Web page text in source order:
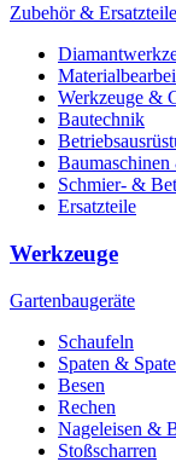
Zubehör & Ersatzteile
Werkzeuge &
Bautechnik
Schmier- &
Ersatzteile
Werkzeuge
Gartenbaugeräte
Schaufeln
Spaten &
Besen
Rechen
Nageleisen &
Stoßscharren